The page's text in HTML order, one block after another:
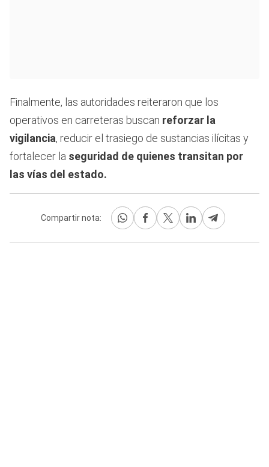
Finalmente, las autoridades reiteraron que los
operativos en carreteras buscan reforzar la
vigilancia, reducir el trasiego de sustancias ilícitas y
fortalecer la seguridad de quienes transitan por
las vías del estado.
Compartir nota: